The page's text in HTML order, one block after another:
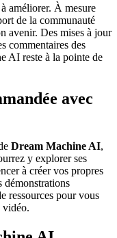
améliorer. À mesure
de la communauté
avenir. Des mises à jour
commentaires des
AI reste à la pointe de
avec
Dream Machine AI,
y explorer ses
à créer vos propres
démonstrations
ressources pour vous
vidéo.